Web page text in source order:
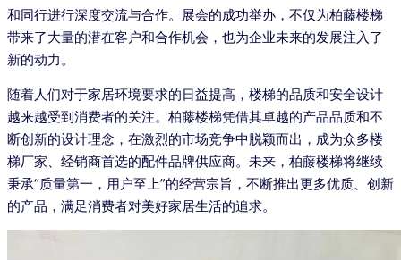
和同行进行深度交流与合作。展会的成功举办，不仅为柏藤楼梯
带来了大量的潜在客户和合作机会，也为企业未来的发展注入了
新的动力。
随着人们对于家居环境要求的日益提高，楼梯的品质和安全设计
越来越受到消费者的关注。柏藤楼梯凭借其卓越的产品品质和不
断创新的设计理念，在激烈的市场竞争中脱颖而出，成为众多楼
梯厂家、经销商首选的配件品牌供应商。未来，柏藤楼梯将继续
秉承“质量第一，用户至上”的经营宗旨，不断推出更多优质、创新
的产品，满足消费者对美好家居生活的追求。